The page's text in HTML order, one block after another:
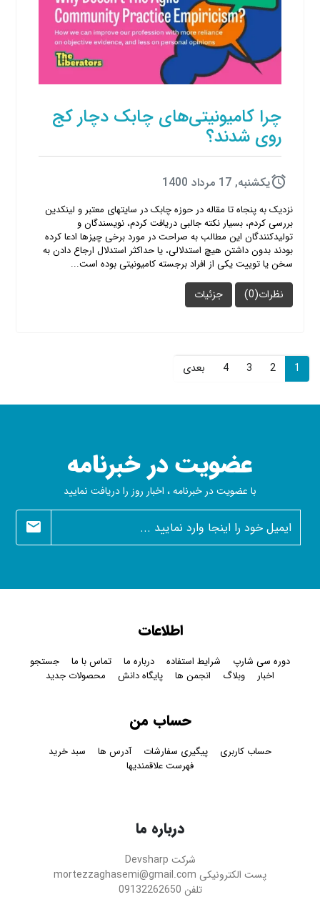
چرا کامیونیتی‌های چابک دچار کج
روی شدند؟
يكشنبه, 17 مرداد 1400
نزدیک به پنجاه تا مقاله در حوزه چابک در سایتهای معتبر و لینکدین
بررسی کردم، بسیار نکته جالبی دریافت کردم، نویسندگان و
تولیدکنندگان این مطالب به صراحت در مورد برخی چیزها ادعا کرده
بودند بدون داشتن هیچ استدلالی، یا حداکثر استدلال ارجاع دادن به
سخن یا توییت یکی از افراد برجسته کامیونیتی بوده است...
نظرات(0) جزئیات
1
2
3
4 بعدی
عضویت در خبرنامه
با عضویت در خبرنامه ، اخبار روز را دریافت نمایید
newsletter
اطلاعات
دوره سی شارپ شرایط استفاده درباره ما تماس با ما
جستجو
اخبار
وبلاگ انجمن ها پایگاه دانش محصولات جدید
حساب من
حساب کاربری پیگیری سفارشات آدرس ها
سبد خرید
فهرست علاقمندیها
درباره ما
شرکت Devsharp
پست الکترونیکی mortezzaghasemi@gmail.com
تلفن 09132262650